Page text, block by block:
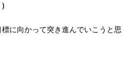
)
に向かって突き進んでいこうと思